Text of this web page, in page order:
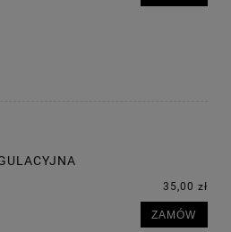
35,00 zł
ZAMÓW